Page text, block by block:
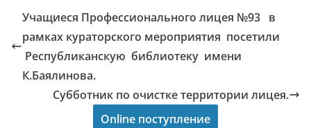
Учащиеся Профессионального лицея №93 в
рамках кураторского мероприятия посетили
Республиканскую библиотеку имени
К.Баялинова.
Субботник по очистке территории лицея.
Online поступление